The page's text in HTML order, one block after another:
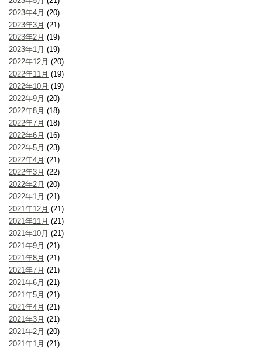
2023年4月 (20)
2023年3月 (21)
2023年2月 (19)
2023年1月 (19)
2022年12月 (20)
2022年11月 (19)
2022年10月 (19)
2022年9月 (20)
2022年8月 (18)
2022年7月 (18)
2022年6月 (16)
2022年5月 (23)
2022年4月 (21)
2022年3月 (22)
2022年2月 (20)
2022年1月 (21)
2021年12月 (21)
2021年11月 (21)
2021年10月 (21)
2021年9月 (21)
2021年8月 (21)
2021年7月 (21)
2021年6月 (21)
2021年5月 (21)
2021年4月 (21)
2021年3月 (21)
2021年2月 (20)
2021年1月 (21)